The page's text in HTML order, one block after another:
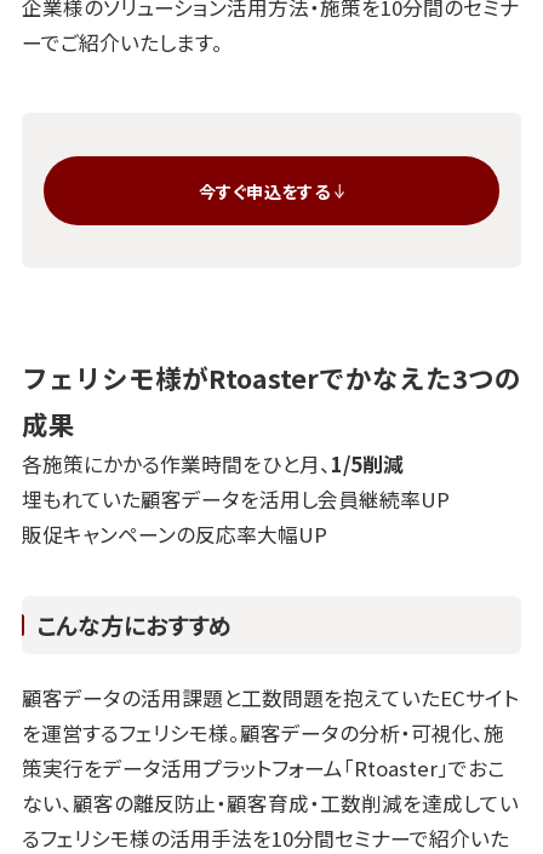
企業様のソリューション活用方法・施策を10分間のセミナ
ーでご紹介いたします。
今すぐ申込をする
フェリシモ様がRtoasterでかなえた3つの
成果
各施策にかかる作業時間をひと月、1/5削減
埋もれていた顧客データを活用し会員継続率UP
​​​販促キャンペーンの反応率大幅UP
こんな方におすすめ
顧客データの活用課題と工数問題を抱えていたECサイト
を運営するフェリシモ様。顧客データの分析・可視化、施
策実行をデータ活用プラットフォーム「Rtoaster」でおこ
ない、顧客の離反防止・顧客育成・工数削減を達成してい
るフェリシモ様の活用手法を10分間セミナーで紹介いた